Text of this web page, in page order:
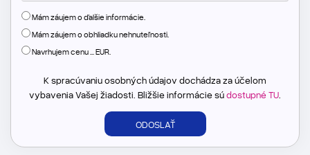
Mám záujem o ďalšie informácie.
Mám záujem o obhliadku nehnuteľnosti.
Navrhujem cenu ... EUR.
K spracúvaniu osobných údajov dochádza za účelom
vybavenia Vašej žiadosti. Bližšie informácie súdostupné TU